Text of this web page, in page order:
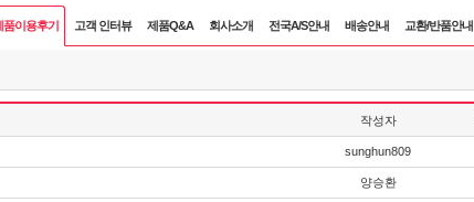
품이용후기 고객 인터뷰 제품Q&A 회사소개 전국A/S안내 배송안내 교환/반품안내
작성자
sunghun809
양승환